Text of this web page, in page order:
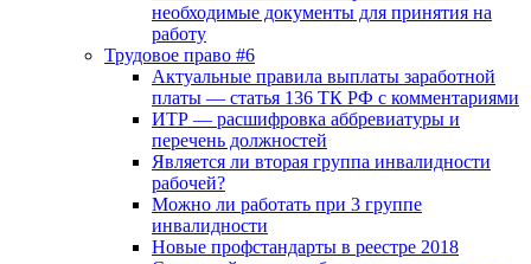
необходимые документы для принятия на
работу
Трудовое право #6
Актуальные правила выплаты заработной
платы — статья 136 ТК РФ с комментариями
ИТР — расшифровка аббревиатуры и
перечень должностей
Является ли вторая группа инвалидности
рабочей?
Можно ли работать при 3 группе
инвалидности
Новые профстандарты в реестре 2018